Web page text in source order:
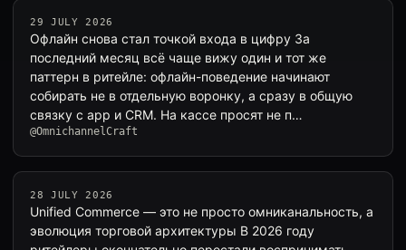
29 JULY 2026
Офлайн снова стал точкой входа в цифру За
последний месяц всё чаще вижу один и тот же
паттерн в ритейле: офлайн-поведение начинают
собирать не в отдельную воронку, а сразу в общую
связку с app и CRM. На кассе просят не п…
@OmnichannelCraft
28 JULY 2026
Unified Commerce — это не просто омниканальность, а
эволюция торговой архитектуры В 2026 году